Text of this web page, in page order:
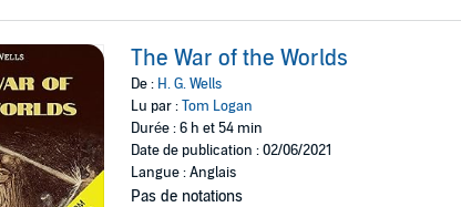
The War of the Worlds
De : H. G. Wells
Lu par :Tom Logan
Durée : 6 h et 54 min
Date de publication : 02/06/2021
Langue : Anglais
Pas de notations